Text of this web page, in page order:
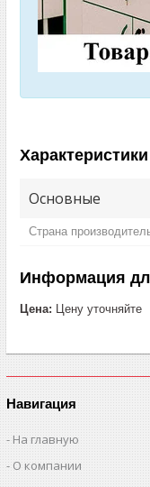
Характеристики
Основные
Страна
Информация
Цена: Цену уточняйте
Навигация
На главную
О компании